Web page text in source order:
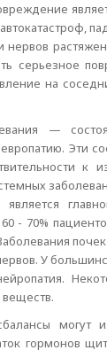
нервов
серьезное
на
—
Эти
к
- 70%
У
могут
гормонов